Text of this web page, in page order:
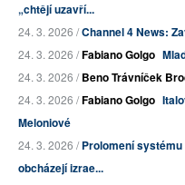
„chtějí uzavří...
24. 3. 2026 /Channel 4 News:
24. 3. 2026 /Fabiano Golgo
24. 3. 2026 /Beno Trávníček
24. 3. 2026 /Fabiano Golgo
Meloniové
24. 3. 2026 /Prolomení
obcházejí izrae...